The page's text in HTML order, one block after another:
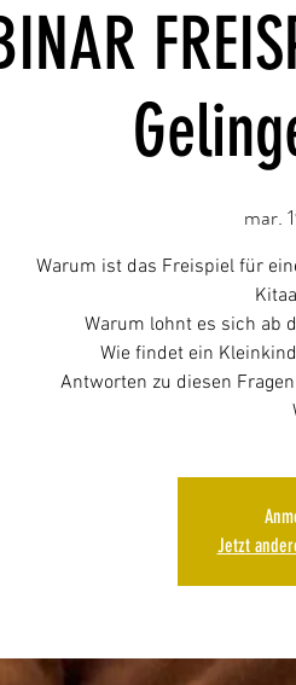
mar.
Warum ist das Freispiel für
Warum lohnt es sich ab
Wie findet ein
Antworten zu diesen
Jetzt